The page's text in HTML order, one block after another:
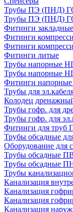
Трубы ПЭ (ПНД)
Трубы ПЭ (ПНД)
Фитинги
Фитинги
Фитинги
Фитинги литые
Трубы напорные
Трубы напорные
Фитинги
Трубы для
Колодец
Трубы гофр. для
Трубы гофр. для
Фитинги для
Трубы обсадные
Оборудование для
Трубы обсадные
Трубы обсадные
Трубы
Канализация
Канализация
Канализация
Канализация